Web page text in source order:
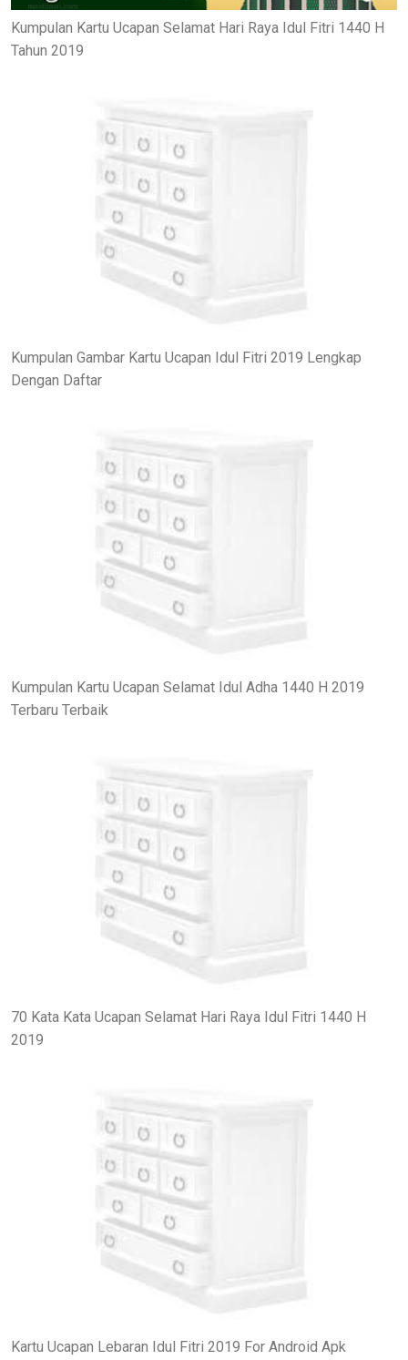
Kumpulan Kartu Ucapan Selamat Hari Raya Idul Fitri 1440 H
Tahun 2019
Kumpulan Gambar Kartu Ucapan Idul Fitri 2019 Lengkap
Dengan Daftar
Kumpulan Kartu Ucapan Selamat Idul Adha 1440 H 2019
Terbaru Terbaik
70 Kata Kata Ucapan Selamat Hari Raya Idul Fitri 1440 H
2019
Kartu Ucapan Lebaran Idul Fitri 2019 For Android Apk